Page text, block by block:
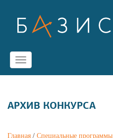
Toggle
navigation
АРХИВ КОНКУРСА
Главная / Специальные программы